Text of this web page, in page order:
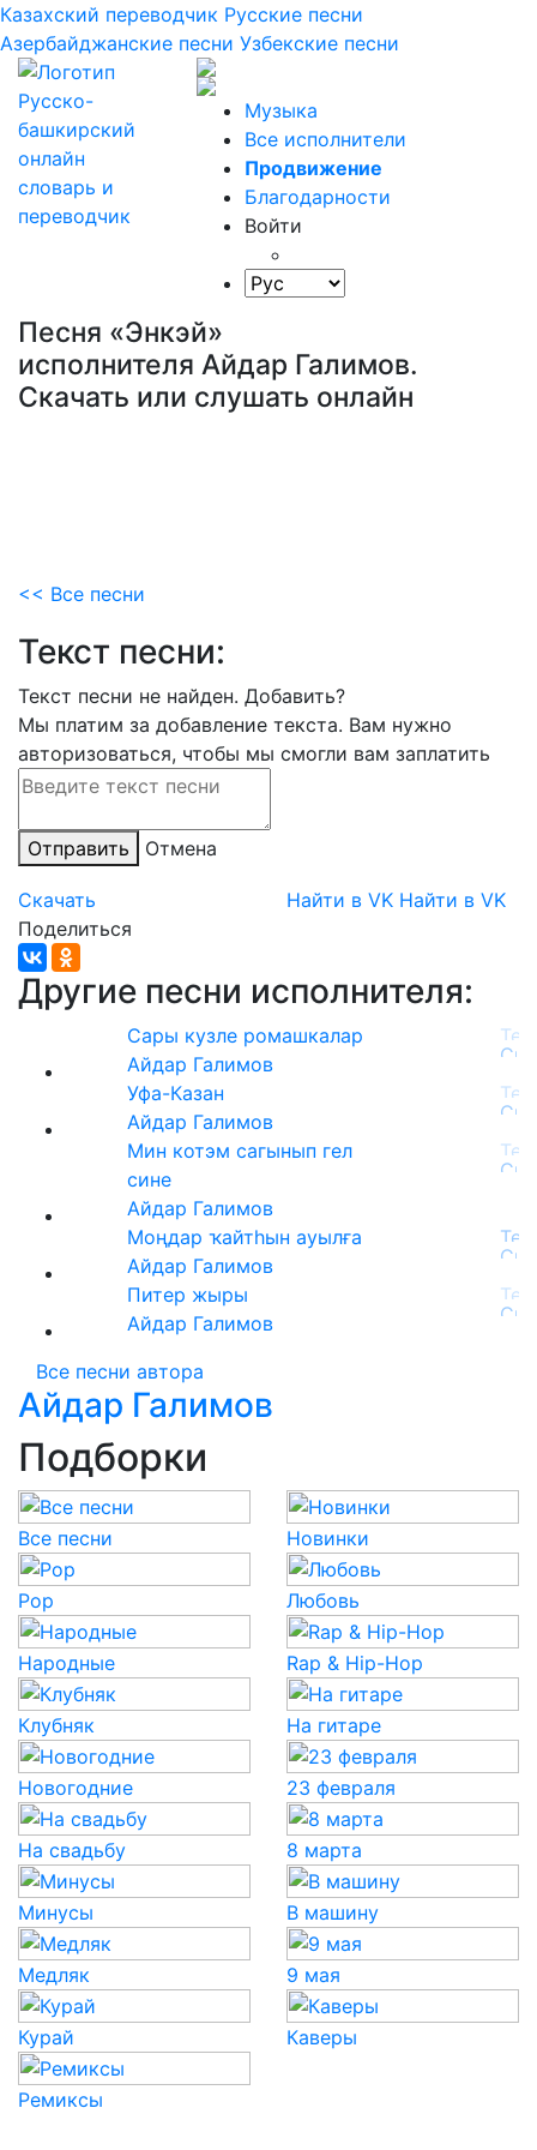
Казахский переводчик Русские песни
Азербайджанские песни Узбекские песни
Музыка
Все исполнители
Продвижение
Благодарности
Войти
Песня «Энкэй»
исполнителя Айдар Галимов.
Скачать или слушать онлайн
<< Все песни
Текст песни:
Текст песни не найден. Добавить?
Мы платим за добавление текста. Вам нужно
авторизоваться, чтобы мы смогли вам заплатить
Отправить Отмена
Скачать Найти в VK Найти в VK
Поделиться
Другие песни исполнителя:
Сары кузле ромашкалар
Айдар Галимов
Уфа-Казан
Айдар Галимов
Мин котэм сагынып гел
сине
Айдар Галимов
Моңдар ҡайтһын ауылға
Айдар Галимов
Питер жыры
Айдар Галимов
Все песни автора
Айдар Галимов
Подборки
Все песни Новинки
Pop Любовь
Народные Rap & Hip-Hop
Клубняк На гитаре
Новогодние 23 февраля
На свадьбу 8 марта
Минусы В машину
Медляк 9 мая
Курай Каверы
Ремиксы